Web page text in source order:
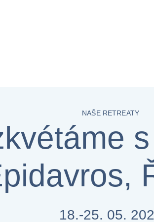
NAŠE RETREATY
18.-25. 05.